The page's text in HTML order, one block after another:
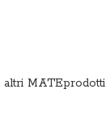
altri MATEprodotti